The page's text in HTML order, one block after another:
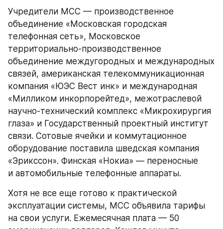
Учредители МСС — производственное
объединение «Московская городская
телефонная сеть», Московское
территориально-производственное
объединение междугородных и международных
связей, американская телекоммуникационная
компания «ЮЭС Вест инк» и международная
«Милликом инкорпорейтед», межотраслевой
научно-технический комплекс «Микрохирургия
глаза» и Государственный проектный институт
связи. Сотовые ячейки и коммутационное
оборудование поставила шведская компания
«Эрикссон». Финская «Нокиа» — переносные
и автомобильные телефонные аппараты.
Хотя не все еще готово к практической
эксплуатации системы, МСС объявила тарифы
на свои услуги. Ежемесячная плата — 50